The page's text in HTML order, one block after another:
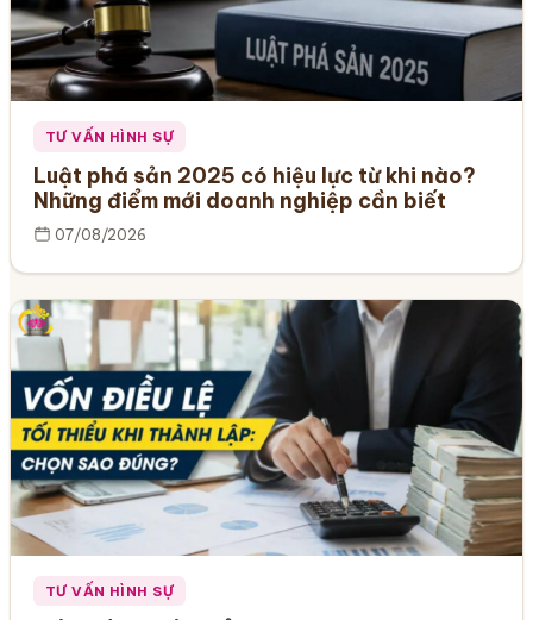
TƯ VẤN HÌNH SỰ
Luật phá sản 2025 có hiệu lực từ khi nào?
Những điểm mới doanh nghiệp cần biết
07/08/2026
TƯ VẤN HÌNH SỰ